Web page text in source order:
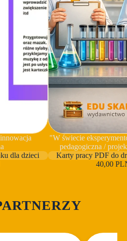
dla dzieci
"W świecie
pedagogiczna /
Karty pracy PDF do
40,00